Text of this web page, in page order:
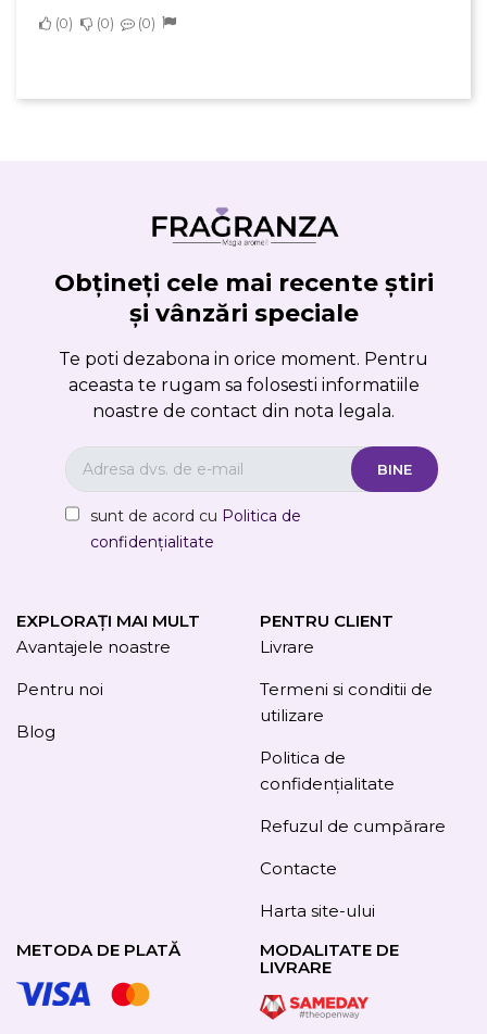
0 0 0
Obțineți cele mai recente știri
și vânzări speciale
Te poti dezabona in orice moment. Pentru
aceasta te rugam sa folosesti informatiile
noastre de contact din nota legala.
sunt de acord cu Politica de
confidențialitate
EXPLORAȚI MAI MULT
Avantajele noastre
Pentru noi
Blog
PENTRU CLIENT
Livrare
Termeni si conditii de
utilizare
Politica de
confidențialitate
Refuzul de cumpărare
Contacte
Harta site-ului
METODA DE PLATĂ
MODALITATE DE
LIVRARE